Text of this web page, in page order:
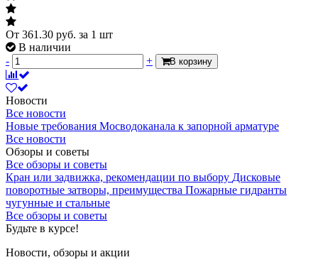
От 361.30 руб. за 1 шт
В наличии
-
+ В корзину
Новости
Все новости
Новые требования Мосводоканала к запорной арматуре
Все новости
Обзоры и советы
Все обзоры и советы
Кран или задвижка, рекомендации по выбору Дисковые
поворотные затворы, преимущества Пожарные гидранты
чугунные и стальные
Все обзоры и советы
Будьте в курсе!
Новости, обзоры и акции